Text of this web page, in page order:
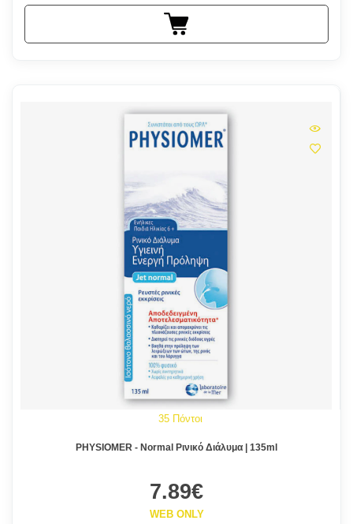
35 Πόντοι
PHYSIOMER - Normal Ρινικό Διάλυμα | 135ml
7.89€
WEB ONLY